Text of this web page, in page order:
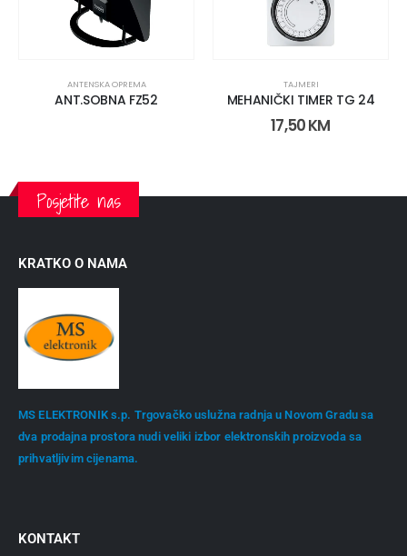
ANTENSKA OPREMA
ANT.SOBNA FZ52
TAJMERI
MEHANIČKI TIMER TG 24
17,50KM
Posjetite nas
KRATKO O NAMA
MS ELEKTRONIK s.p. Trgovačko uslužna radnja u Novom Gradu sa
dva prodajna prostora nudi veliki izbor elektronskih proizvoda sa
prihvatljivim cijenama.
KONTAKT